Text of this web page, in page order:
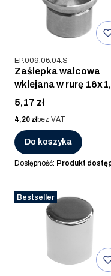
Kod produktu
EP.009.06.04.S
Zaślepka walcowa
wklejana w rurę 16x1,5
mm, AISI 304, SZLIF
Cena
5,17 zł
Cena
4,20 złbez VAT
Do koszyka
Dostępność: Produkt
Bestseller